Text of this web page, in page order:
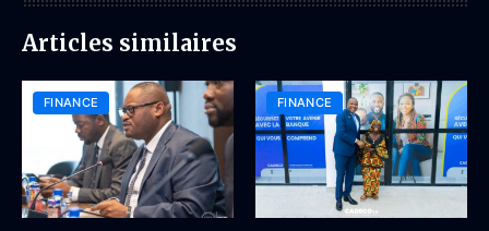
Articles similaires
FINANCE FINANCE